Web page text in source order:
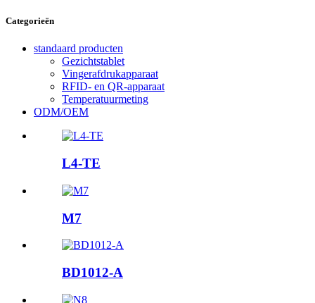
Categorieën
standaard producten
Gezichtstablet
Vingerafdrukapparaat
RFID- en QR-apparaat
Temperatuurmeting
ODM/OEM
L4-TE
M7
BD1012-A